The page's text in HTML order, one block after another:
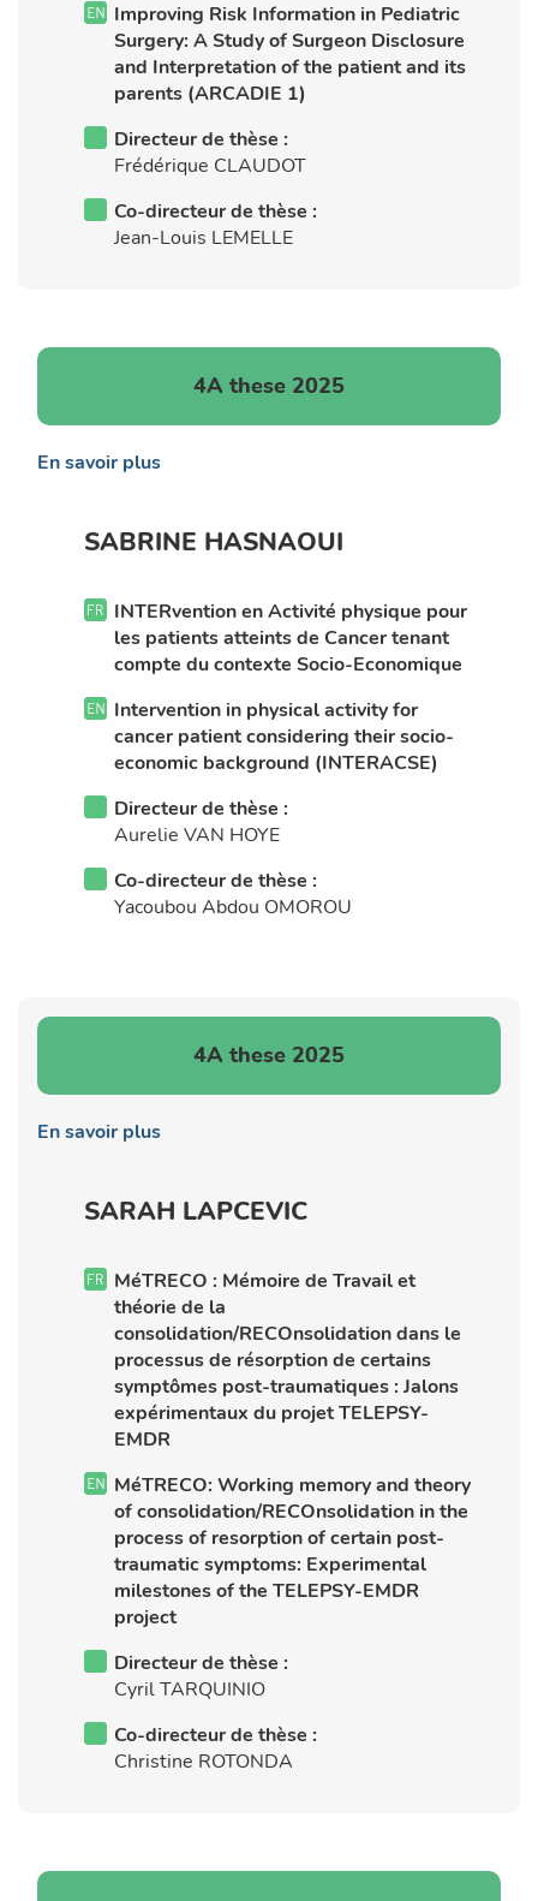
Improving Risk Information in Pediatric
Surgery: A Study of Surgeon Disclosure
and Interpretation of the patient and its
parents (ARCADIE 1)
Directeur de thèse :
Frédérique CLAUDOT
Co-directeur de thèse :
Jean-Louis LEMELLE
4A these 2025
En savoir plus
SABRINE HASNAOUI
INTERvention en Activité physique pour
les patients atteints de Cancer tenant
compte du contexte Socio-Economique
Intervention in physical activity for
cancer patient considering their socio-
economic background (INTERACSE)
Directeur de thèse :
Aurelie VAN HOYE
Co-directeur de thèse :
Yacoubou Abdou OMOROU
4A these 2025
En savoir plus
SARAH LAPCEVIC
MéTRECO : Mémoire de Travail et
théorie de la
consolidation/RECOnsolidation dans le
processus de résorption de certains
symptômes post-traumatiques : Jalons
expérimentaux du projet TELEPSY-
EMDR
MéTRECO: Working memory and theory
of consolidation/RECOnsolidation in the
process of resorption of certain post-
traumatic symptoms: Experimental
milestones of the TELEPSY-EMDR
project
Directeur de thèse :
Cyril TARQUINIO
Co-directeur de thèse :
Christine ROTONDA